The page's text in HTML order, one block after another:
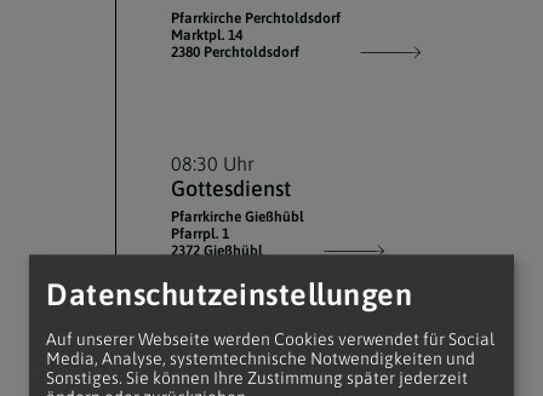
Pfarrkirche Perchtoldsdorf
Marktpl. 14
2380 Perchtoldsdorf
08:30 Uhr
Gottesdienst
Pfarrkirche Gießhübl
Pfarrpl. 1
2372 Gießhübl
14.
Datenschutzeinstellungen
Auf unserer Webseite werden Cookies verwendet für Social
Media, Analyse, systemtechnische Notwendigkeiten und
Sonstiges. Sie können Ihre Zustimmung später jederzeit